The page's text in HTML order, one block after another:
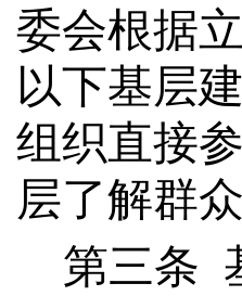
委会根据
以下基层
组织直接
层了解群
第三条